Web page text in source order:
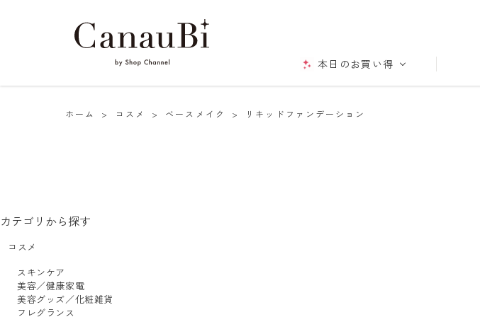
本日のお買い得
ホーム > コスメ > ベースメイク > リキッドファンデーション
カテゴリから探す
コスメ
スキンケア
美容／健康家電
美容グッズ／化粧雑貨
フレグランス